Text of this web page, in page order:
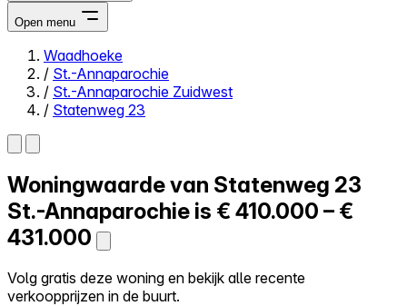
Open menu
Close menu
Zelf kopen
Alles-in-één
Reviews
Prijzen
Log in
Probeer Walter gratis
Waadhoeke
/ St.-Annaparochie
/ St.-Annaparochie Zuidwest
/ Statenweg 23
Woningwaarde van Statenweg 23
St.-Annaparochie is € 410.000 – €
431.000
Volg gratis deze woning en bekijk alle recente
verkoopprijzen in de buurt.